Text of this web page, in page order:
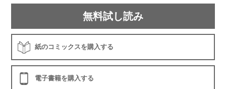
無料試し読み
紙のコミックスを購入する
電子書籍を購入する